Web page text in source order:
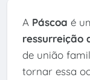
A Páscoa é
ressurreição
de união
tornar essa